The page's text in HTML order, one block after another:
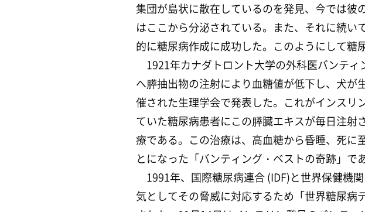
集団が島状に散在しているのを発見、今では
はここから分泌されている。また、それに続
的に糖尿病作成に成功した。このようにして糖
1921年カナダトロント大学の外科医バンテ
へ膵抽出物の注射により血糖値が低下し、犬
催された生理学会で発表した。これがインスリ
ていた糖尿病患者にこの膵臓エキスが毎日注
療である。この治療は、高血糖から昏睡、死に
とになった「バンティング・ベストの奇跡」で
1991年、国際糖尿病連合 (IDF)と世界保健機
気としてその脅威に対応するため「世界糖尿